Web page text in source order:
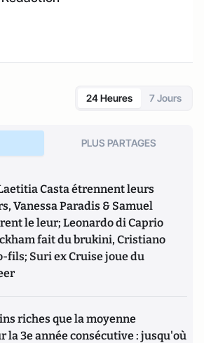
24 Heures 7 Jours
PLUS PARTAGES
Casta étrennent leurs
Vanessa Paradis & Samuel
le leur; Leonardo di Caprio
fait du brukini, Cristiano
fils; Suri ex Cruise joue du
riches que la moyenne
la 3e année consécutive : jusqu'où